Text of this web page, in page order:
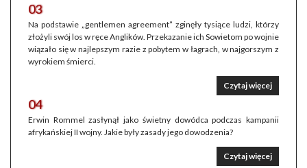
03
Na podstawie „gentlemen agreement” zginęły tysiące ludzi, którzy
złożyli swój los w ręce Anglików. Przekazanie ich Sowietom po wojnie
wiązało się w najlepszym razie z pobytem w łagrach, w najgorszym z
wyrokiem śmierci.
Czytaj więcej
04
Erwin Rommel zasłynął jako świetny dowódca podczas kampanii
afrykańskiej II wojny. Jakie były zasady jego dowodzenia?
Czytaj więcej